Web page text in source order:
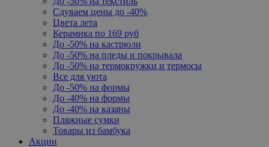
Сдуваем цены до -40%
Цвета лета
Керамика по 169 руб
До -50% на кастрюли
До -50% на пледы и покрывала
До -50% на термокружки и термосы
Все для уюта
До -50% на формы
До -40% на формы
До -40% на казаны
Пляжные сумки
Товары из бамбука
Акции